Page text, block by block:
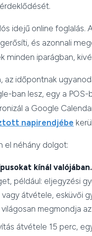
idejű online
és azonnali
minden iparágban,
az időpontnak
ban lesz, egy a
a Google
napirendjébe
el néhány dolgot:
kínál valójában.
például: eljegyzési
átvétele, esküvői
megmondja
átvétele 15 perc,